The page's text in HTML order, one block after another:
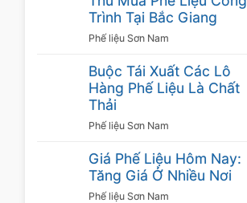
Trình Tại Bắc Giang
Phế liệu Sơn Nam
Buộc Tái Xuất Các Lô
Hàng Phế Liệu Là Chất
Thải
Phế liệu Sơn Nam
Giá Phế Liệu Hôm Nay:
Tăng Giá Ở Nhiều Nơi
Phế liệu Sơn Nam